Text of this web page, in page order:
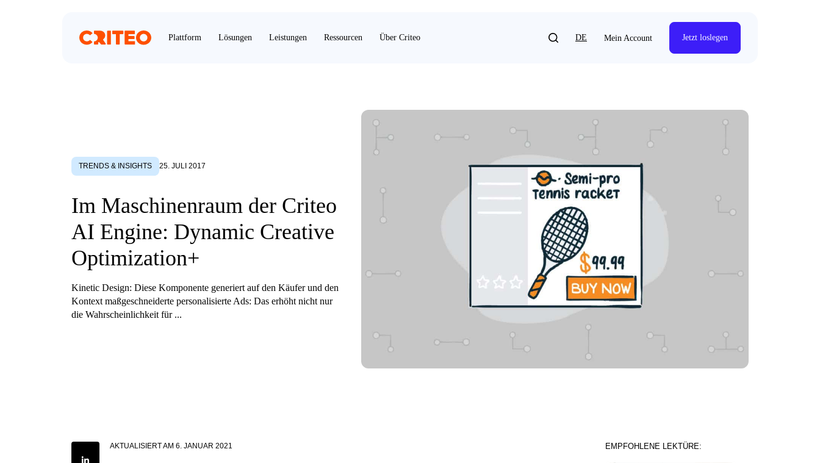
Plattform Lösungen Leistungen Ressourcen Über Criteo DE Mein Account Jetzt loslegen
TRENDS & INSIGHTS 25. JULI 2017
Im Maschinenraum der Criteo
AI Engine: Dynamic Creative
Optimization+
Kinetic Design: Diese Komponente generiert auf den Käufer und den
Kontext maßgeschneiderte personalisierte Ads: Das erhöht nicht nur
die Wahrscheinlichkeit für ...
Share on LinkedIn
AKTUALISIERT AM 6. JANUAR 2021 EMPFOHLENE LEKTÜRE: